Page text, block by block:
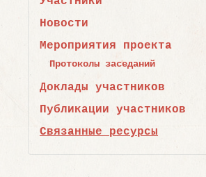
Новости
Мероприятия проекта
Протоколы заседаний
Доклады участников
Публикации участников
Связанные ресурсы